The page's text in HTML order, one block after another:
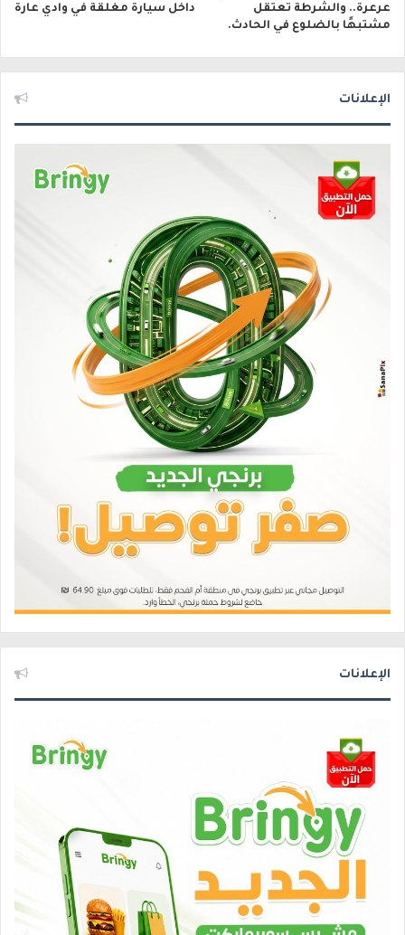
عرعرة.. والشرطة تعتقل
مشتبهًا بالضلوع في الحادث.
داخل سيارة مغلقة في وادي عارة
الإعلانات
الإعلانات